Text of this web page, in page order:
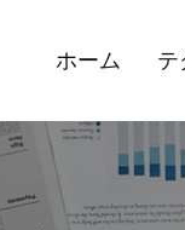
ホーム テ